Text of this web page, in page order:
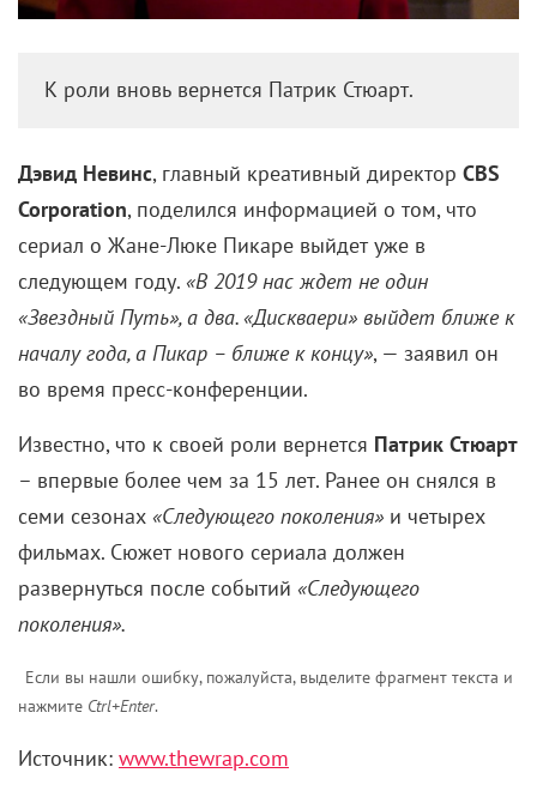
К роли вновь вернется Патрик Стюарт.
Дэвид Невинс, главный креативный директор CBS
Corporation, поделился информацией о том, что
сериал о Жане-Люке Пикаре выйдет уже в
следующем году. «В 2019 нас ждет не один
«Звездный Путь», а два. «Дискваери» выйдет ближе к
началу года, а Пикар – ближе к концу», — заявил он
во время пресс-конференции.
Известно, что к своей роли вернется Патрик Стюарт
– впервые более чем за 15 лет. Ранее он снялся в
семи сезонах «Следующего поколения» и четырех
фильмах. Сюжет нового сериала должен
развернуться после событий «Следующего
поколения».
Если вы нашли ошибку, пожалуйста, выделите фрагмент текста и
нажмите Ctrl+Enter.
Источник: www.thewrap.com